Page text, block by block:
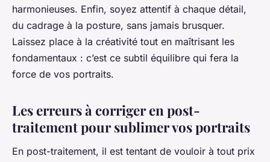
harmonieuses. Enfin, soyez attentif à chaque détail,
du cadrage à la posture, sans jamais brusquer.
Laissez place à la créativité tout en maîtrisant les
fondamentaux : c’est ce subtil équilibre qui fera la
force de vos portraits.
Les erreurs à corriger en post-
traitement pour sublimer vos portraits
En post-traitement, il est tentant de vouloir à tout prix